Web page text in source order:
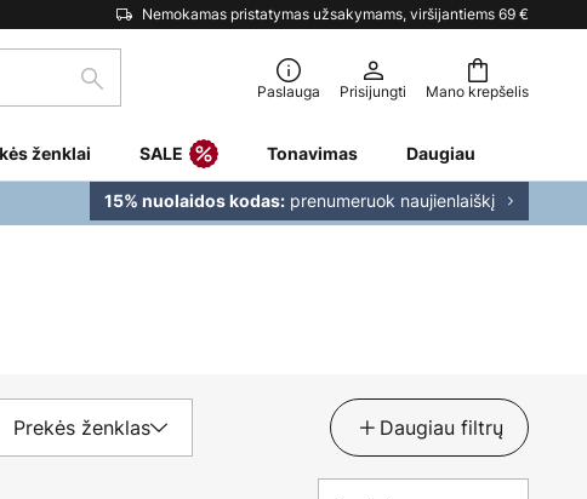
Nemokamas pristatymas užsakymams, viršijantiems 69 €
Mano krepšelis
Paieška Paslauga Prisijungti
ženklai SALE Tonavimas Daugiau
15% nuolaidos kodas: prenumeruok naujienlaiškį
Prekės ženklas Daugiau filtrų